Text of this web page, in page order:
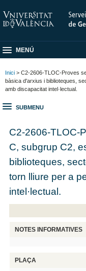
MENÚ
Inici > C2-2606-TLOC-Proves
bàsica d'arxius i biblioteques,
amb discapacitat intel·lectual.
SUBMENU
C2-2606-TLOC-
C, subgrup C2,
biblioteques,
torn lliure per a
intel·lectual.
NOTES INFORMATIVES
PLAÇA